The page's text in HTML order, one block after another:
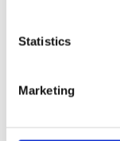
Statistics
Marketing